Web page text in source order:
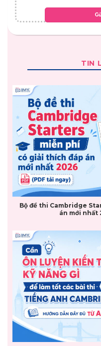
TIN
Bộ đề thi Cambridge
án mới nhất